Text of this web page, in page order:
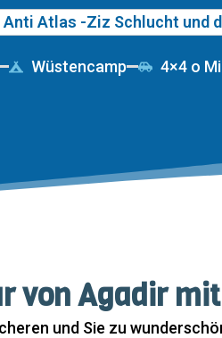
Atlas -Ziz Schlucht und
Wüstencamp 4×4 o
von Agadir
und Sie zu